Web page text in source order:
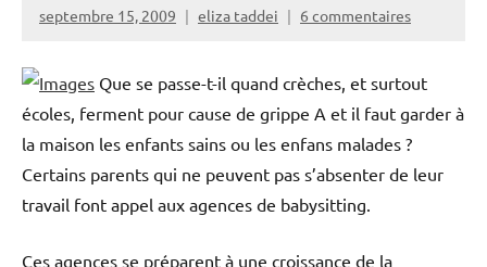
septembre 15, 2009 eliza taddei 6 commentaires
Que se passe-t-il quand crèches, et surtout
écoles, ferment pour cause de grippe A et il faut garder à
la maison les enfants sains ou les enfans malades ?
Certains parents qui ne peuvent pas s’absenter de leur
travail font appel aux agences de babysitting.
Ces agences se préparent à une croissance de la